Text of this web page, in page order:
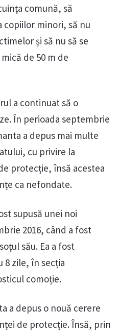
comună, să
minori, să nu
și să nu să se
de 50 m de
a continuat să o
În perioada septembrie
a depus mai multe
cu privire la
protecție, însă acestea
ca nefondate.
supusă unei noi
2016, când a fost
său. Ea a fost
zile, în secția
comoție.
a depus o nouă cerere
de protecție. Însă, prin